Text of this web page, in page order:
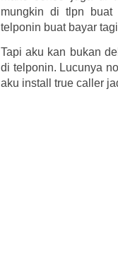
mungkin di tlpn buat
telponin buat bayar
Tapi aku kan bukan
di telponin. Lucunya
aku install true caller